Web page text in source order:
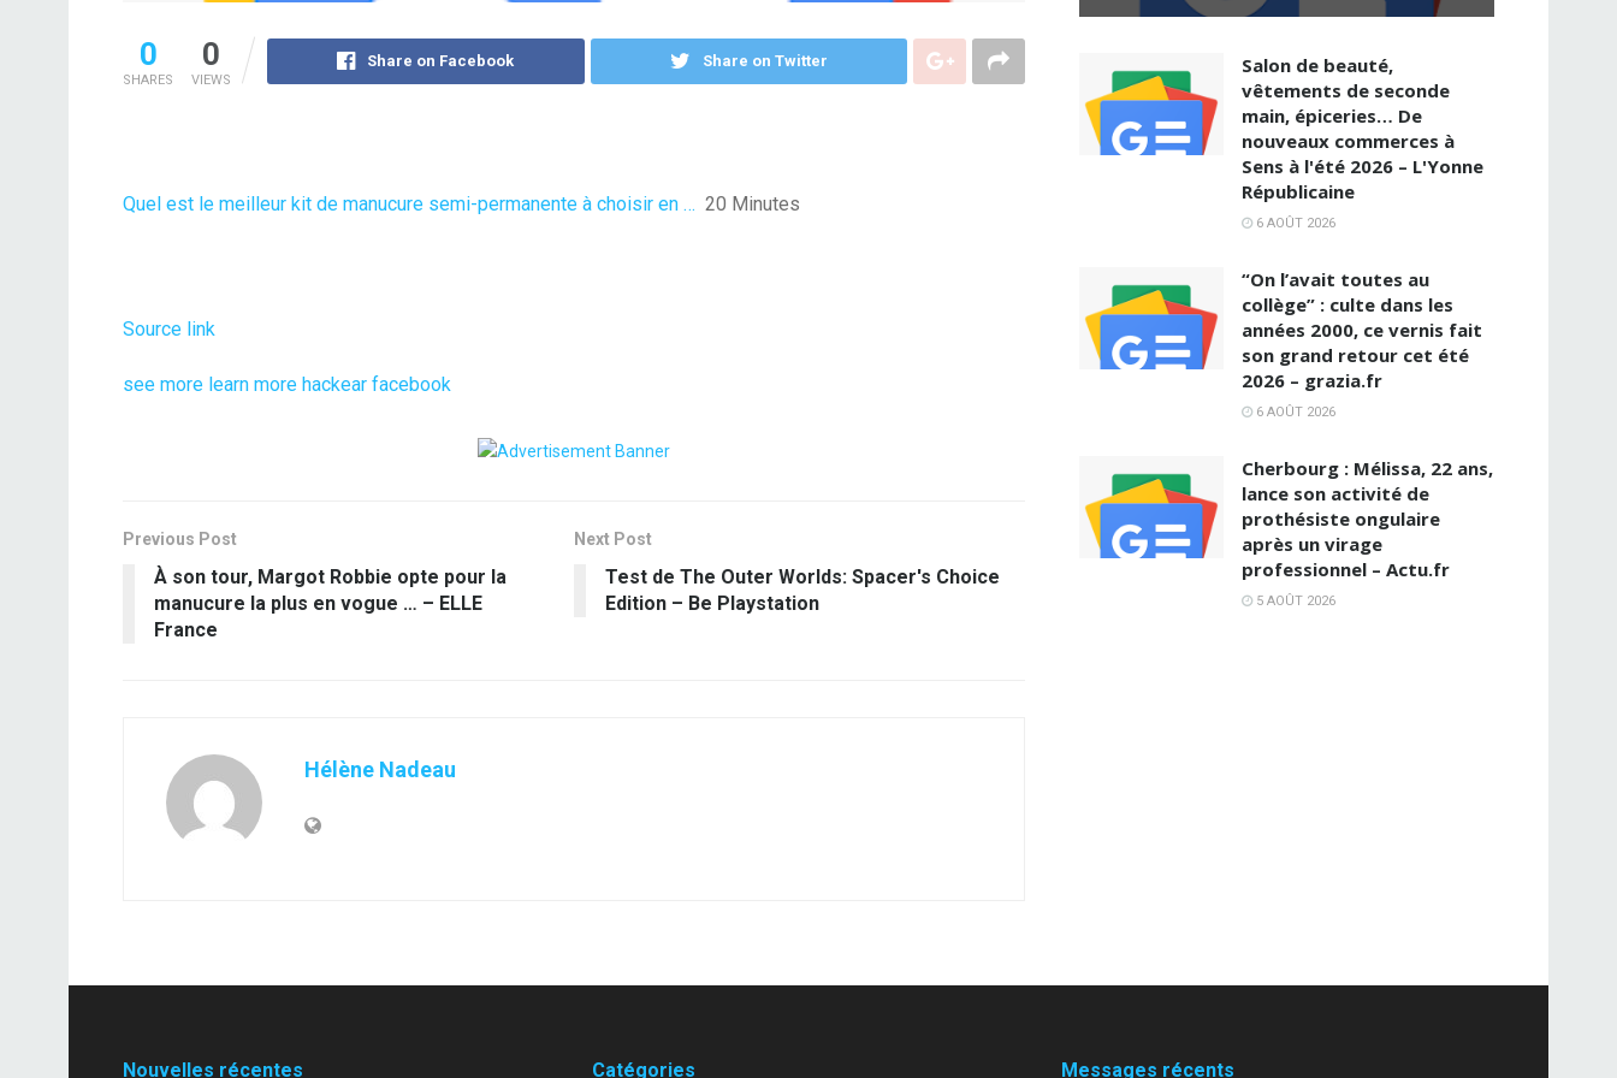
0
SHARES
0
VIEWS
Share on Facebook Share on Twitter
Quel est le meilleur kit de manucure semi-permanente à choisir en … 20 Minutes
Source link
see more learn more hackear facebook
Previous Post
À son tour, Margot Robbie opte pour la
manucure la plus en vogue … – ELLE
France
Next Post
Test de The Outer Worlds: Spacer's Choice
Edition – Be Playstation
Hélène Nadeau
Salon de beauté,
vêtements de seconde
main, épiceries… De
nouveaux commerces à
Sens à l'été 2026 – L'Yonne
Républicaine
6 AOÛT 2026
“On l’avait toutes au
collège” : culte dans les
années 2000, ce vernis fait
son grand retour cet été
2026 – grazia.fr
6 AOÛT 2026
Cherbourg : Mélissa, 22 ans,
lance son activité de
prothésiste ongulaire
après un virage
professionnel – Actu.fr
5 AOÛT 2026
Nouvelles récentes Catégories Messages récents